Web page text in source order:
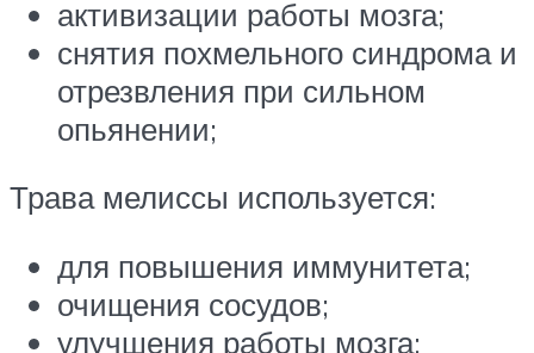
активизации работы мозга;
снятия похмельного синдрома и
отрезвления при сильном
опьянении;
Трава мелиссы используется:
для повышения иммунитета;
очищения сосудов;
улучшения работы мозга;